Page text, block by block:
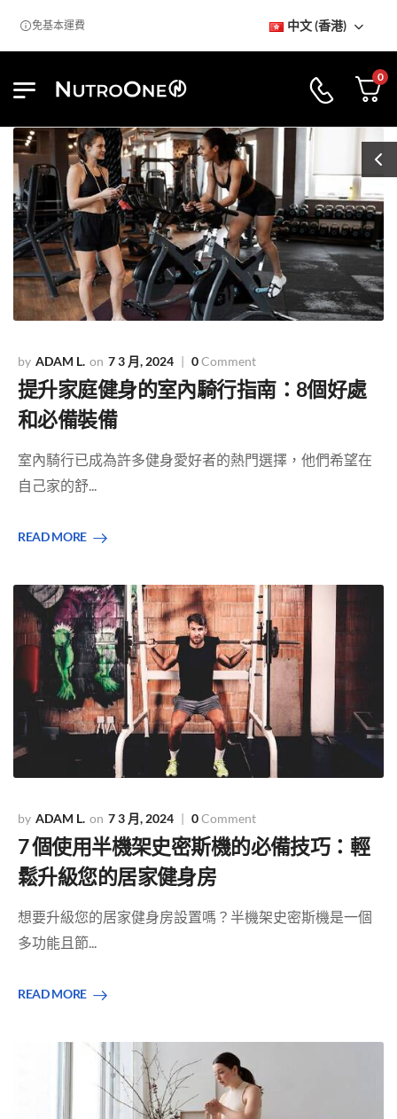
免基本運費 中文 (香港)
0
ADAM L. 7 3 月, 2024 0Comment
提升家庭健身的室內騎行指南：8個好處
和必備裝備
室內騎行已成為許多健身愛好者的熱門選擇，他們希望在
自己家的舒...
READ MORE
ADAM L. 7 3 月, 2024 0Comment
7 個使用半機架史密斯機的必備技巧：輕
鬆升級您的居家健身房
想要升級您的居家健身房設置嗎？半機架史密斯機是一個
多功能且節...
READ MORE